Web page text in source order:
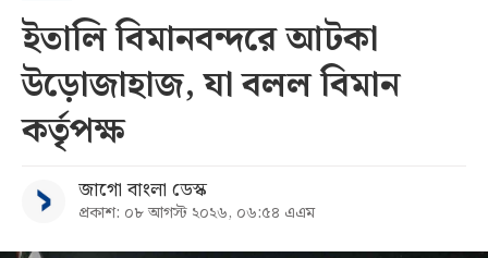
ইতালি বিমানবন্দরে আটকা
উড়োজাহাজ, যা বলল বিমান
কর্তৃপক্ষ
জাগো বাংলা ডেস্ক
প্রকাশ: ০৮ আগস্ট ২০২৬, ০৬:৫৪ এএম